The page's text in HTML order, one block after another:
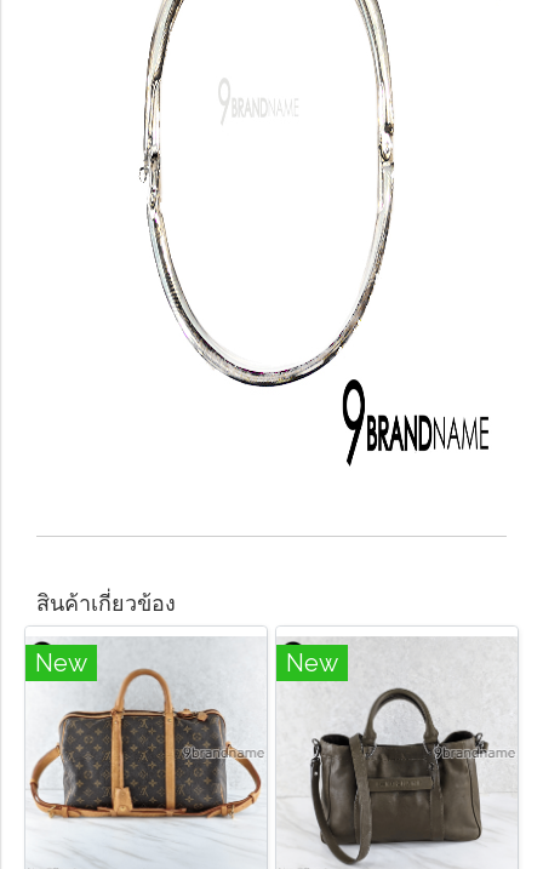
สินค้าเกี่ยวข้อง
New New